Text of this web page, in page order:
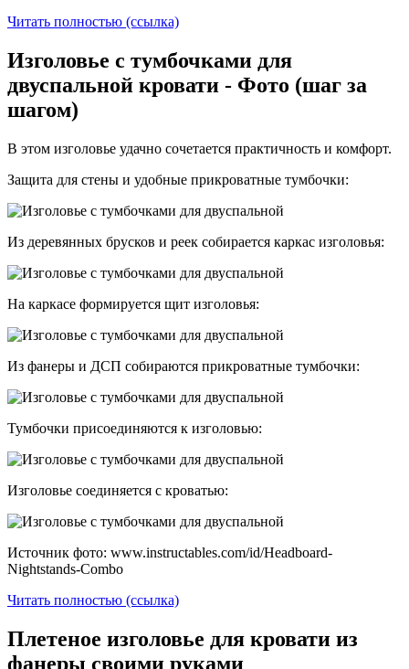
Читать полностью (ссылка)
Изголовье с тумбочками для
двуспальной кровати - Фото (шаг за
шагом)
В этом изголовье удачно сочетается практичность и комфорт.
Защита для стены и удобные прикроватные тумбочки:
Из деревянных брусков и реек собирается каркас изголовья:
На каркасе формируется щит изголовья:
Из фанеры и ДСП собираются прикроватные тумбочки:
Тумбочки присоединяются к изголовью:
Изголовье соединяется с кроватью:
Источник фото: www.instructables.com/id/Headboard-
Nightstands-Combo
Читать полностью (ссылка)
Плетеное изголовье для кровати из
фанеры своими руками